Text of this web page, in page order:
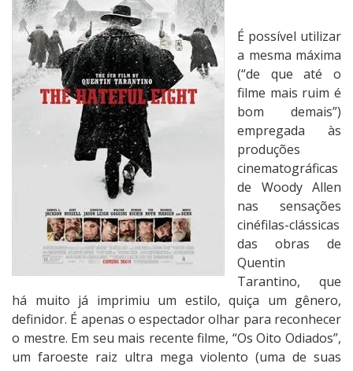
t
a
:
i
d
o
s
É possível utilizar
a mesma máxima
(“de que até o
filme mais ruim é
bom demais”)
empregada às
produções
cinematográficas
de Woody Allen
nas sensações
cinéfilas-clássicas
das obras de
Quentin
Tarantino, que
há muito já imprimiu um estilo, quiça um gênero,
definidor. É apenas o espectador olhar para reconhecer
o mestre. Em seu mais recente filme, “Os Oito Odiados”,
um faroeste raiz ultra mega violento (uma de suas